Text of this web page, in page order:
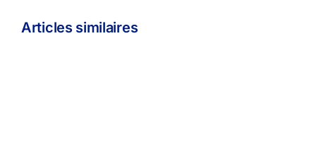
Articles similaires